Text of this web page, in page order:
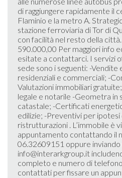
di raggiungere rapidamente il
Flaminio e la metro A.
stazione ferroviaria di Tor di
con facilità nel resto della
590.000,00 Per maggiori info
esitate a contattarci. I servizi
sede sono i seguenti: -Vendite
residenziali e commerciali; -
Valutazioni immobiliari
legale e notarile -Geometra in
catastale; -Certificati
edilizie; -Preventivi per
ristrutturazioni . L’immobile è
appuntamento contattando il
06.32609151 oppure inviando
info@interarkgroup.it
completo e numero di
contattati per fissare un